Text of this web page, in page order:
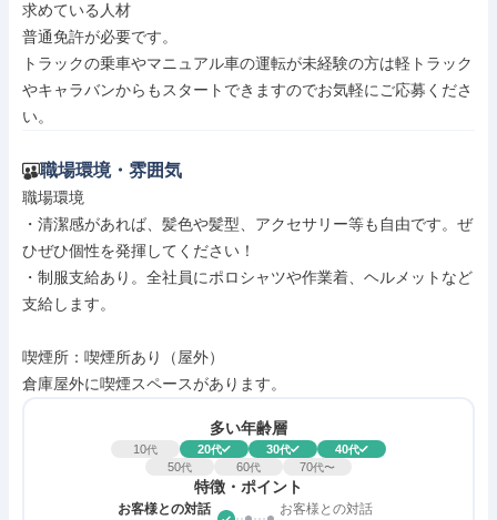
求めている人材
普通免許が必要です。
トラックの乗車やマニュアル車の運転が未経験の方は軽トラック
やキャラバンからもスタートできますのでお気軽にご応募くださ
い。
職場環境・雰囲気
職場環境
・清潔感があれば、髪色や髪型、アクセサリー等も自由です。ぜ
ひぜひ個性を発揮してください！
・制服支給あり。全社員にポロシャツや作業着、ヘルメットなど
支給します。
喫煙所：喫煙所あり（屋外）
倉庫屋外に喫煙スペースがあります。
多い年齢層
10代 20代 30代 40代
50代 60代 70代〜
特徴・ポイント
お客様との対話
お客様との対話